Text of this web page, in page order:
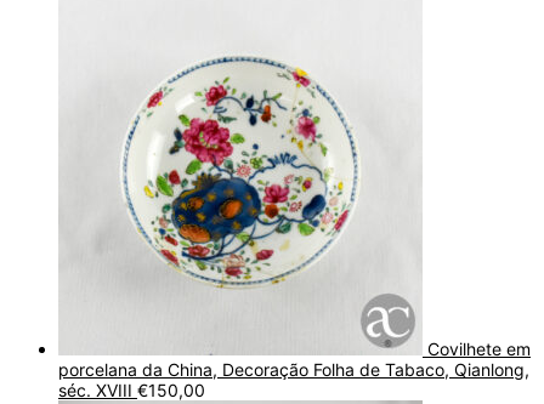
Covilhete em
porcelana da China, Decoração Folha de Tabaco, Qianlong,
séc. XVIII €150,00